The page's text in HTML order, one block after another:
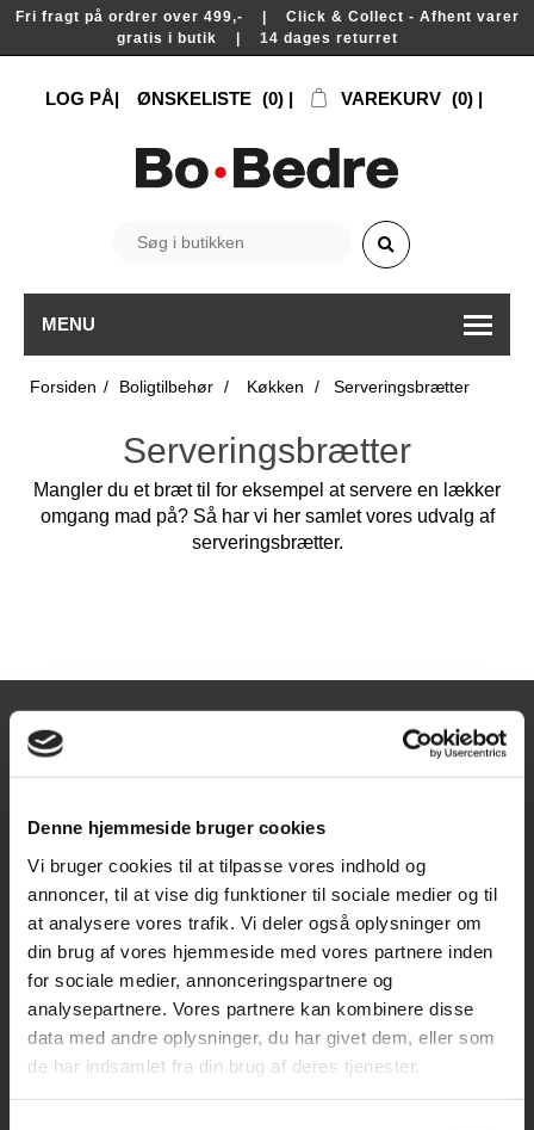
Denne hjemmeside bruger cookies
Vi bruger cookies til at tilpasse vores indhold og
annoncer, til at vise dig funktioner til sociale medier og til
at analysere vores trafik. Vi deler også oplysninger om
din brug af vores hjemmeside med vores partnere inden
for sociale medier, annonceringspartnere og
analysepartnere. Vores partnere kan kombinere disse
data med andre oplysninger, du har givet dem, eller som
de har indsamlet fra din brug af deres tjenester.
Fri fragt på ordrer over 499,- | Click & Collect - Afhent varer
gratis i butik | 14 dages returret
LOG PÅ ØNSKELISTE (0) VAREKURV (0)
MENU
Forsiden / Boligtilbehør / Køkken / Serveringsbrætter
Serveringsbrætter
Mangler du et bræt til for eksempel at servere en lækker
omgang mad på? Så har vi her samlet vores udvalg af
serveringsbrætter.
Åbningstider
Mandag
10:00-17:30
Torsdag
10:00-17:30
Fredag
10:00-17:30
Lørdag
10:00-14:00
Søndag
KONTAKT OS